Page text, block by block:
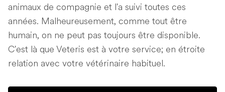
animaux de compagnie et l'a suivi toutes ces
années. Malheureusement, comme tout être
humain, on ne peut pas toujours être disponible.
C'est là que Veteris est à votre service; en étroite
relation avec votre vétérinaire habituel.